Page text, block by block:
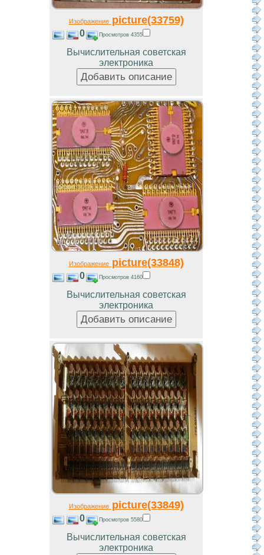
Изображениеpicture(33759)
0 Просмотров 4355
Вычислительная советская
электроника
Изображениеpicture(33848)
0 Просмотров 4160
Вычислительная советская
электроника
Изображениеpicture(33849)
0 Просмотров 5580
Вычислительная советская
электроника